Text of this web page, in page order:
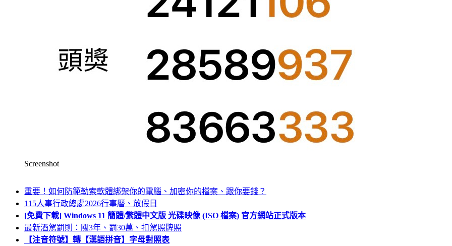
Screenshot
重要！如何防範勒索軟體綁架你的電腦、加密你的檔案、跟你要錢？
115人事行政總處2026行事曆、放假日
[免費下載] Windows 11 簡體/繁體中文版 光碟映像 (ISO 檔案) 官方網站正式版本
最新酒駕罰則：關3年、罰30萬、扣駕照牌照
【注音符號】轉【漢語拼音】字母對照表